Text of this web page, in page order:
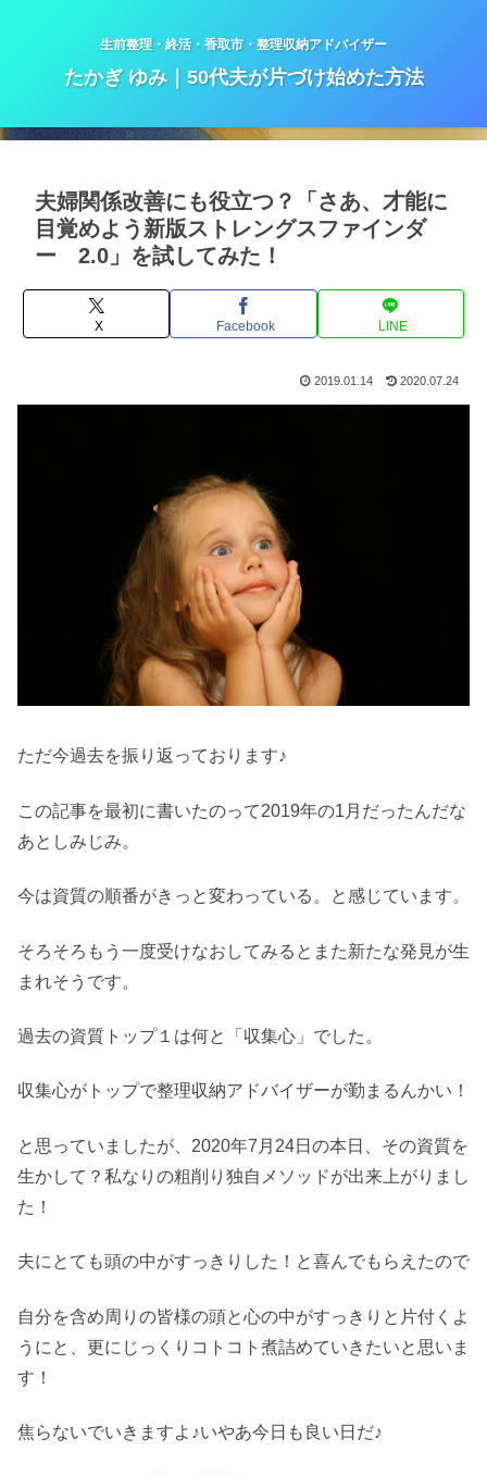
生前整理・終活・香取市・整理収納アドバイザー
たかぎ ゆみ｜50代夫が片づけ始めた方法
夫婦関係改善にも役立つ？「さあ、才能に
目覚めよう新版ストレングスファインダ
ー 2.0」を試してみた！
X Facebook LINE
2019.01.14 2020.07.24
ただ今過去を振り返っております♪
この記事を最初に書いたのって2019年の1月だったんだな
あとしみじみ。
今は資質の順番がきっと変わっている。と感じています。
そろそろもう一度受けなおしてみるとまた新たな発見が生
まれそうです。
過去の資質トップ１は何と「収集心」でした。
収集心がトップで整理収納アドバイザーが勤まるんかい！
と思っていましたが、2020年7月24日の本日、その資質を
生かして？私なりの粗削り独自メソッドが出来上がりまし
た！
夫にとても頭の中がすっきりした！と喜んでもらえたので
自分を含め周りの皆様の頭と心の中がすっきりと片付くよ
うにと、更にじっくりコトコト煮詰めていきたいと思いま
す！
焦らないでいきますよ♪いやあ今日も良い日だ♪